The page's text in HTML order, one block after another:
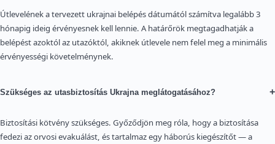
Útlevelének a tervezett ukrajnai belépés dátumától számítva legalább 3
hónapig ideig érvényesnek kell lennie. A határőrök megtagadhatják a
belépést azoktól az utazóktól, akiknek útlevele nem felel meg a minimális
érvényességi követelménynek.
Szükséges az utasbiztosítás Ukrajna meglátogatásához? +
Biztosítási kötvény szükséges. Győződjön meg róla, hogy a biztosítása
fedezi az orvosi evakuálást, és tartalmaz egy háborús kiegészítőt — a